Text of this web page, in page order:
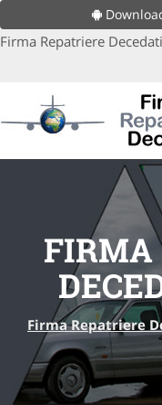
Firma Repatriere
FIRMA
Firma Repatriere